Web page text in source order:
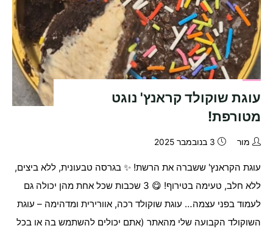
עוגת שוקולד קראנץ' נוגט
מטורפת!
מור 3 בנובמבר 2025
עוגת הקראנץ' ששברה את הרשת! ✨ בגרסה טבעונית, ללא ביצים,
ללא חלב, טעימה בטירוף! 😋 3 שכבות שכל אחת מהן יכולה גם
לעמוד בפני עצמה… עוגת שוקולד רכה, אוורירית ומדהימה – עוגת
השוקולד הקבועה שלי מהאתר (אתם יכולים להשתמש בה או בכל